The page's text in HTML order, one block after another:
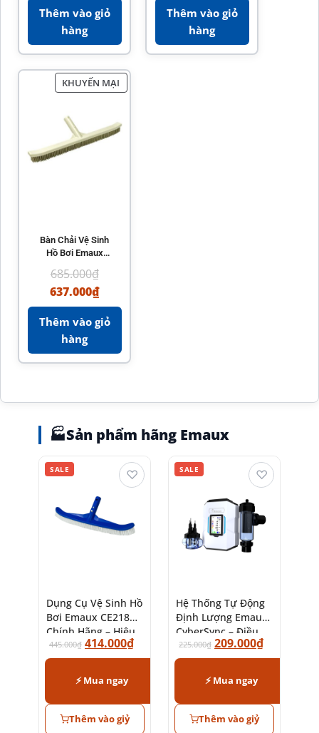
Thêm vào giỏ
hàng
Thêm vào giỏ
hàng
KHUYẾN MẠI
Bàn Chải Vệ Sinh
Hồ Bơi Emaux
Chính Hãng
685.000₫
637.000₫
Thêm vào giỏ
hàng
🏭Sản phẩm hãng Emaux
SALE
Dụng Cụ Vệ Sinh Hồ
Bơi Emaux CE218
Chính Hãng – Hiệu
Quả Cao
445.000₫ 414.000₫
⚡ Mua ngay
Thêm vào giỷ
♡ SALE
Hệ Thống Tự Động
Định Lượng Emaux
CyberSync – Điều
Khiển Thông Minh
225.000₫ 209.000₫
⚡ Mua ngay
Thêm vào giỷ
♡